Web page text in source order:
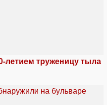
летием труженицу тыла